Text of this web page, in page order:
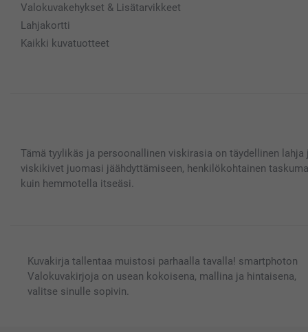
Valokuvakehykset & Lisätarvikkeet
Lahjakortti
Kaikki kuvatuotteet
Tämä tyylikäs ja persoonallinen viskirasia on täydellinen
viskikivet juomasi jäähdyttämiseen, henkilökohtainen
kuin hemmotella itseäsi.
Kuvakirja tallentaa muistosi parhaalla tavalla! smartphoton
Valokuvakirjoja on usean kokoisena, mallina ja hintaisena,
valitse sinulle sopivin.